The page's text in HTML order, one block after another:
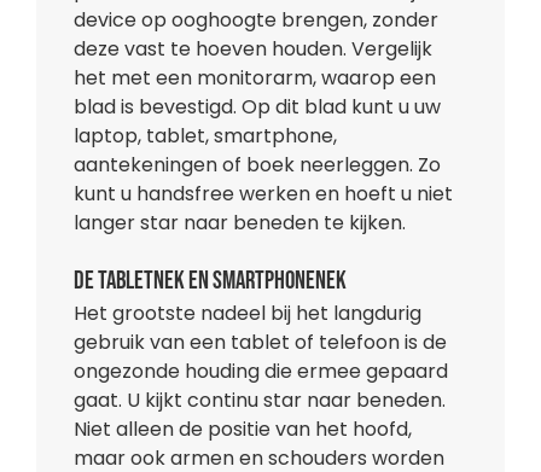
device op ooghoogte brengen, zonder
deze vast te hoeven houden. Vergelijk
het met een monitorarm, waarop een
blad is bevestigd. Op dit blad kunt u uw
laptop, tablet, smartphone,
aantekeningen of boek neerleggen. Zo
kunt u handsfree werken en hoeft u niet
langer star naar beneden te kijken.
De tabletnek en smartphonenek
Het grootste nadeel bij het langdurig
gebruik van een tablet of telefoon is de
ongezonde houding die ermee gepaard
gaat. U kijkt continu star naar beneden.
Niet alleen de positie van het hoofd,
maar ook armen en schouders worden